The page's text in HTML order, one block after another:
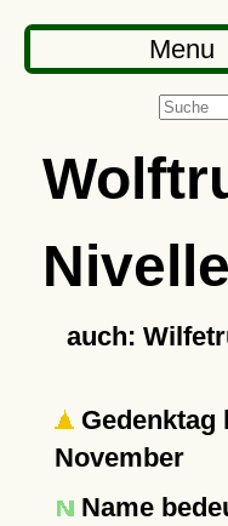
Menu
auch:
Gedenktag
November
Name